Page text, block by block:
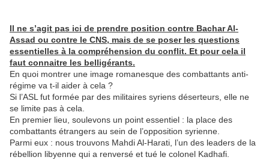
Il ne s’agit pas ici de prendre position contre Bachar Al-
Assad ou contre le CNS, mais de se poser les questions
essentielles à la compréhension du conflit. Et pour cela il
faut connaitre les belligérants.
En quoi montrer une image romanesque des combattants anti-
régime va t-il aider à cela ?
Si l’ASL fut formée par des militaires syriens déserteurs, elle ne
se limite pas à cela.
En premier lieu, soulevons un point essentiel : la place des
combattants étrangers au sein de l’opposition syrienne.
Parmi eux : nous trouvons Mahdi Al-Harati, l’un des leaders de la
rébellion libyenne qui a renversé et tué le colonel Kadhafi.